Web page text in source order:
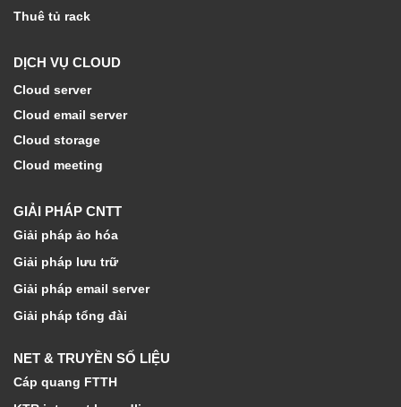
Thuê tủ rack
DỊCH VỤ CLOUD
Cloud server
Cloud email server
Cloud storage
Cloud meeting
GIẢI PHÁP CNTT
Giải pháp ảo hóa
Giải pháp lưu trữ
Giải pháp email server
Giải pháp tổng đài
NET & TRUYỀN SỐ LIỆU
Cáp quang FTTH